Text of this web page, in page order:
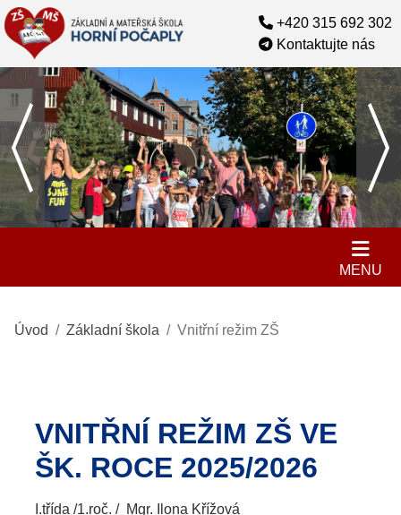
+420 315 692 302
Kontaktujte nás
MENU
Úvod Základní škola Vnitřní režim ZŠ
VNITŘNÍ REŽIM ZŠ VE
ŠK. ROCE 2025/2026
I.třída /1.roč. / Mgr. Ilona Křížová